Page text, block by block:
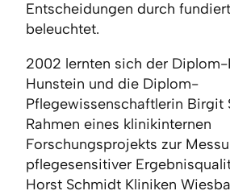
Entscheidungen durch
beleuchtet.
2002 lernten sich der
Hunstein und die Diplom-
Pflegewissenschaftlerin Birgit
Rahmen eines klinikinternen
Forschungsprojekts zur
pflegesensitiver
Horst Schmidt Kliniken